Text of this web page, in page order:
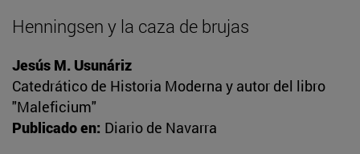
Henningsen y la caza de brujas
Jesús M. Usunáriz
Catedrático de Historia Moderna y autor del libro
"Maleficium"
Publicado en: Diario de Navarra